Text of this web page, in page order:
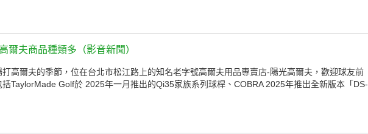
爾夫商品種類多（影音新聞）
高爾夫的季節，位在台北市松江路上的知名老字號高爾夫用品專賣店-陽光高爾夫，歡迎球友前
TaylorMade Golf於 2025年一月推出的Qi35家族系列球桿、COBRA 2025年推出全新版本「DS-